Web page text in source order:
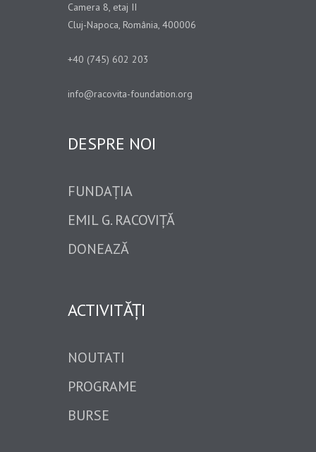
Camera 8, etaj II
Cluj-Napoca, România, 400006
+40 (745) 602 203
info@racovita-foundation.org
DESPRE NOI
FUNDAȚIA
EMIL G. RACOVIȚĂ
DONEAZĂ
ACTIVITĂȚI
NOUTATI
PROGRAME
BURSE